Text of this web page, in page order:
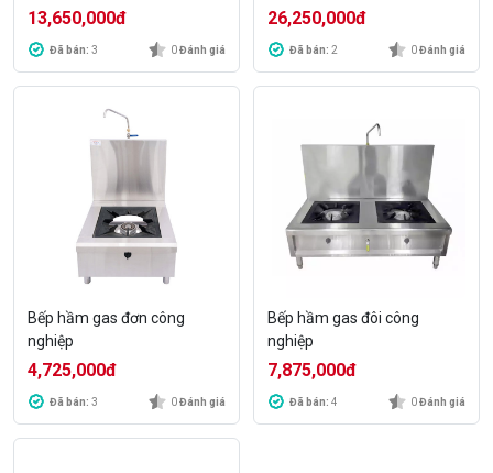
13,650,000đ
Đã bán: 3 0Đánh giá
26,250,000đ
Đã bán: 2 0Đánh giá
Bếp hầm gas đơn công
nghiệp
4,725,000đ
Đã bán: 3 0Đánh giá
Bếp hầm gas đôi công
nghiệp
7,875,000đ
Đã bán: 4 0Đánh giá